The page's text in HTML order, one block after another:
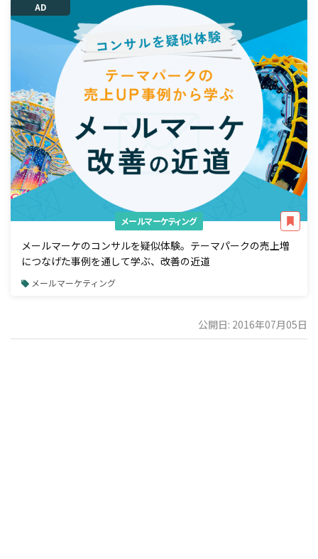
AD
メールマーケティング
メールマーケのコンサルを疑似体験。テーマパークの売上増
につなげた事例を通して学ぶ、改善の近道
メールマーケティング
公開日: 2016年07月05日